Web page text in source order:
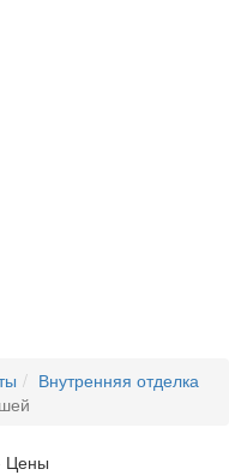
Внутренняя отделка
Цены